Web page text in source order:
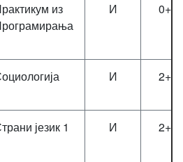
из
И
И
језик 1 И